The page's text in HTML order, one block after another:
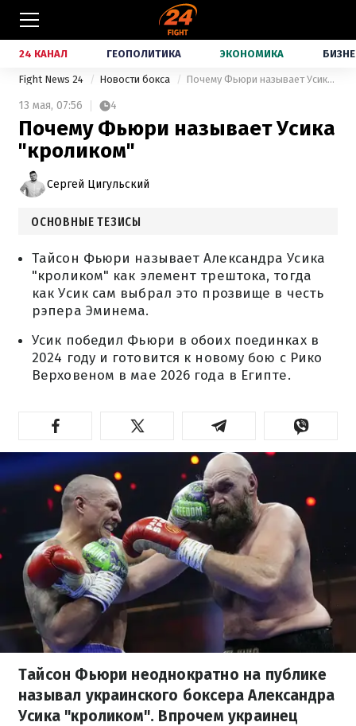
24 КАНАЛ ГЕОПОЛИТИКА ЭКОНОМИКА
Fight News 24 Новости бокса Почему Фьюри называет Усика "кроликом"
13 мая, 07:56 4
Почему Фьюри называет Усика
"кроликом"
Сергей Цигульский
ОСНОВНЫЕ ТЕЗИСЫ
Тайсон Фьюри называет Александра Усика
"кроликом" как элемент трештока, тогда
как Усик сам выбрал это прозвище в честь
рэпера Эминема.
Усик победил Фьюри в обоих поединках в
2024 году и готовится к новому бою с Рико
Верховеном в мае 2026 года в Египте.
Тайсон Фьюри неоднократно на публике
называл украинского боксера Александра
Усика "кроликом". Впрочем украинец